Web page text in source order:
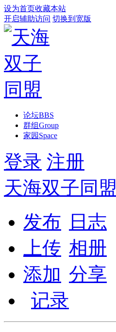
设为首页收藏本站
开启辅助访问 切换到宽版
论坛BBS
群组Group
家园 Space
登录 注册
天海双子同盟
发布
日志
上传 相册
添加 分享
记录